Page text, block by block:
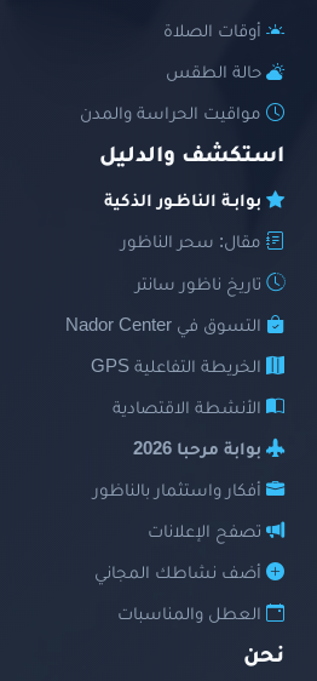
أوقات الصلاة
حالة الطقس
مواقيت الحراسة والمدن
استكشف والدليل
بوابـة الناظـور الذكية
مقال: سحر الناظور
تاريخ ناظور سانتر
التسوق في Nador Center
الخريطة التفاعلية GPS
الأنشطة الاقتصادية
بوابة مرحبا 2026
أفكار واستثمار بالناظور
تصفح الإعلانات
أضف نشاطك المجاني
العطل والمناسبات
نحن